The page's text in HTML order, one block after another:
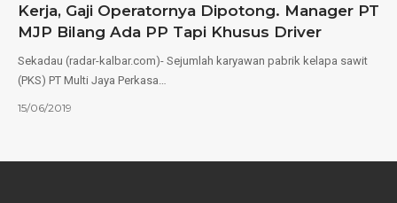
Kerja, Gaji Operatornya Dipotong. Manager PT
MJP Bilang Ada PP Tapi Khusus Driver
Sekadau (radar-kalbar.com)- Sejumlah karyawan pabrik kelapa sawit
(PKS) PT Multi Jaya Perkasa…
15/06/2019